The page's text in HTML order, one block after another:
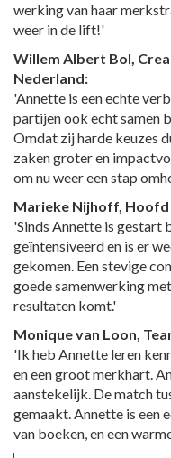
werking van haar
weer in de lift!'
Willem Albert Bol,
Nederland:
'Annette is een echte
partijen ook echt samen
Omdat zij harde keuzes
zaken groter en
om nu weer een stap
Marieke Nijhoff,
'Sinds Annette is gestart
geïntensiveerd en is er
gekomen. Een stevige
goede samenwerking
resultaten komt.'
Monique van Loon,
'Ik heb Annette leren
en een groot merkhart.
aanstekelijk. De match
gemaakt. Annette is een
van boeken, en een